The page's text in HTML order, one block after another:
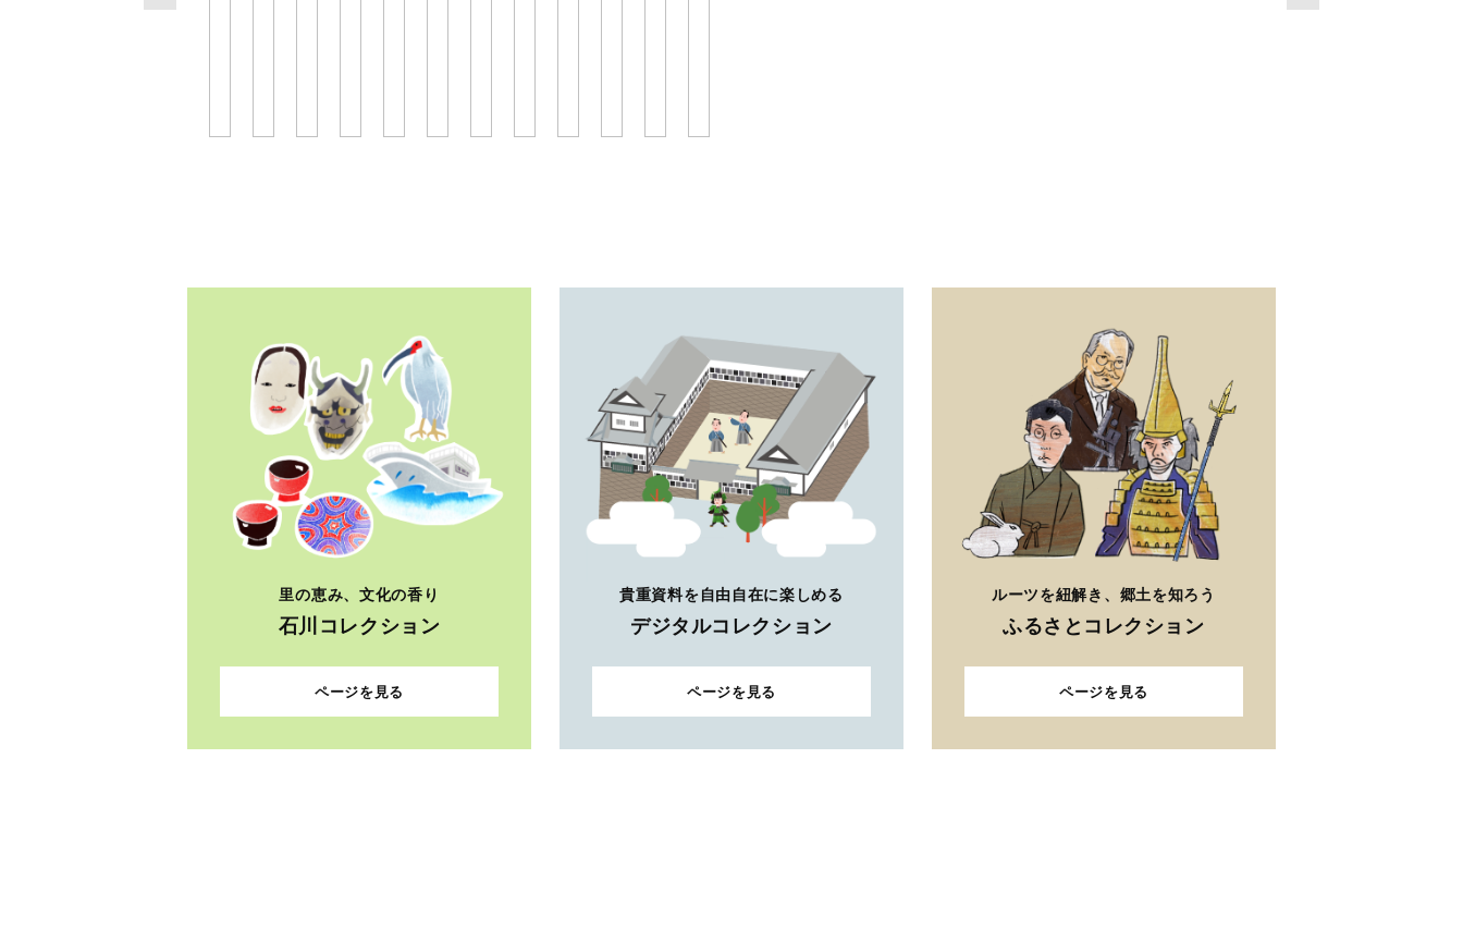
里の恵み、文化の香り
石川コレクション
ページを見る
貴重資料を自由自在に楽しめる
デジタルコレクション
ページを見る
ルーツを紐解き、郷土を知ろう
ふるさとコレクション
ページを見る